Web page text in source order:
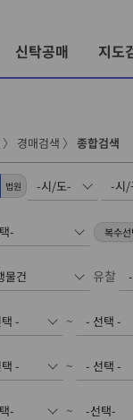
신탁공매 지도
〉 경매검색 〉 종합검색
법원
유찰
~
~
~